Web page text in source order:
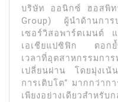
บริษัท ออนิกซ์ ฮอสพิท
Group) ผู้นำด้านการ
เซอร์วิสอพาร์ตเมนต์
เอเชียแปซิฟิก ตอกย้ำ
เวลาที่อุตสาหกรรมกา
เปลี่ยนผ่าน โดยมุ่งเ
การเติบโต” มากกว่า
เพียงอย่างเดียวสำหรั